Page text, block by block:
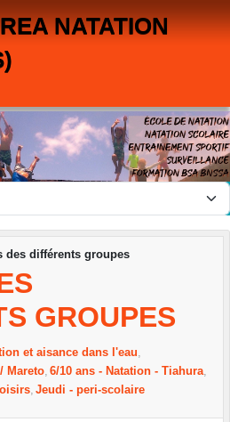
NATATION
des différents groupes
GROUPES
et aisance dans l'eau
Mareto 6/10 ans - Natation - Tiahura
Jeudi - peri-scolaire